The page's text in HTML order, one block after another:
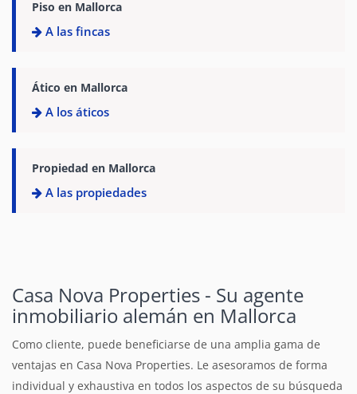
Piso en Mallorca
A las fincas
Ático en Mallorca
A los áticos
Propiedad en Mallorca
A las propiedades
Casa Nova Properties - Su agente
inmobiliario alemán en Mallorca
Como cliente, puede beneficiarse de una amplia gama de
ventajas en Casa Nova Properties. Le asesoramos de forma
individual y exhaustiva en todos los aspectos de su búsqueda